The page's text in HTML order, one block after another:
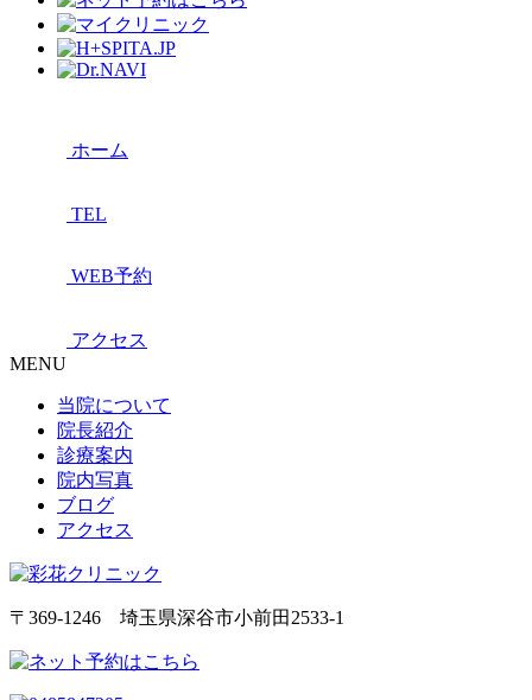
ホーム
TEL
WEB予約
アクセス
MENU
当院について
院長紹介
診療案内
院内写真
ブログ
アクセス
〒369-1246 埼玉県深谷市小前田2533-1